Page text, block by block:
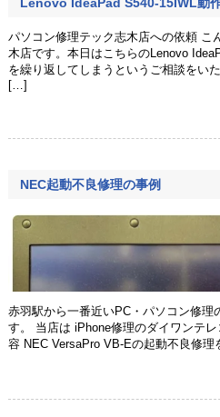
パソコン修理テック志木店への依頼 こ
木店です。本日はこちらのLenovo
を繰り返してしまうというご相談をい
[…]
NEC起動不良修理の事例
赤羽駅から一番近いPC・パソコン修理
す。 当店は iPhone修理のダイワンテ
容 NEC VersaPro VB-Eの起動不良修